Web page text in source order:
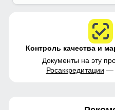
Контроль качества и
Документы на эту
Росаккредитации —